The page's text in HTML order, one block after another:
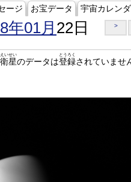
ージ お宝データ 宇宙カレン
年01月 22日 >
衛星
えいせい
のデータは登録
とうろく
されていませ